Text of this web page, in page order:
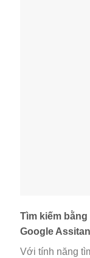
Tìm kiếm
Google
Với tính năng